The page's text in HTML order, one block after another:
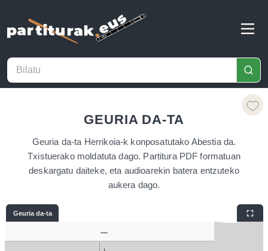
GEURIA DA-TA
Geuria da-ta Herrikoia-k konposatutako Abestia da.
Txistuerako moldatuta dago. Partitura PDF formatuan
deskargatu daiteke, eta audioarekin batera entzuteko
aukera dago.
Geuria da-ta